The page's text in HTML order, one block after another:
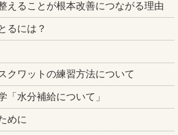
えることが根本改善につながる理由
るには？
クワットの練習方法について
「水分補給について」
めに